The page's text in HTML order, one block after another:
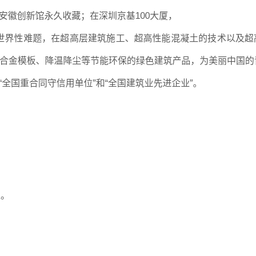
创新馆永久收藏；在深圳京基100大厦，
界性难题，在超高层建筑施工、超高性能混凝土的技术以及
模板、降温降尘等节能环保的绿色建筑产品，为美丽中国的
国重合同守信用单位”和“全国建筑业先进企业”。